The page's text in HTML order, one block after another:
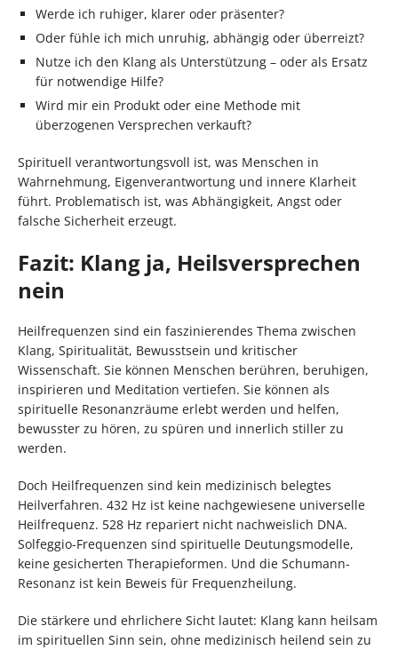
Werde ich ruhiger, klarer oder präsenter?
Oder fühle ich mich unruhig, abhängig oder überreizt?
Nutze ich den Klang als Unterstützung – oder als Ersatz
für notwendige Hilfe?
Wird mir ein Produkt oder eine Methode mit
überzogenen Versprechen verkauft?
Spirituell verantwortungsvoll ist, was Menschen in
Wahrnehmung, Eigenverantwortung und innere Klarheit
führt. Problematisch ist, was Abhängigkeit, Angst oder
falsche Sicherheit erzeugt.
Fazit: Klang ja, Heilsversprechen
nein
Heilfrequenzen sind ein faszinierendes Thema zwischen
Klang, Spiritualität, Bewusstsein und kritischer
Wissenschaft. Sie können Menschen berühren, beruhigen,
inspirieren und Meditation vertiefen. Sie können als
spirituelle Resonanzräume erlebt werden und helfen,
bewusster zu hören, zu spüren und innerlich stiller zu
werden.
Doch Heilfrequenzen sind kein medizinisch belegtes
Heilverfahren. 432 Hz ist keine nachgewiesene universelle
Heilfrequenz. 528 Hz repariert nicht nachweislich DNA.
Solfeggio-Frequenzen sind spirituelle Deutungsmodelle,
keine gesicherten Therapieformen. Und die Schumann-
Resonanz ist kein Beweis für Frequenzheilung.
Die stärkere und ehrlichere Sicht lautet: Klang kann heilsam
im spirituellen Sinn sein, ohne medizinisch heilend sein zu